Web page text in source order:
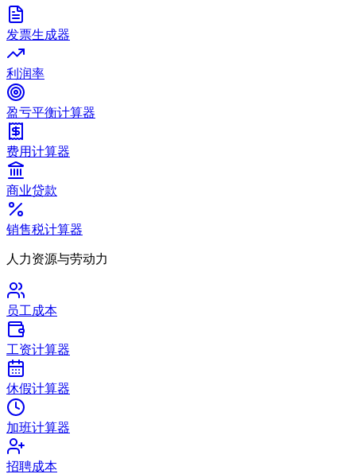
发票生成器
利润率
盈亏平衡计算器
费用计算器
商业贷款
销售税计算器
人力资源与劳动力
员工成本
工资计算器
休假计算器
加班计算器
招聘成本